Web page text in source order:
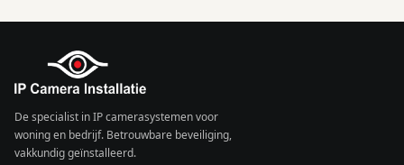
De specialist in IP camerasystemen voor
woning en bedrijf. Betrouwbare beveiliging,
vakkundig geïnstalleerd.